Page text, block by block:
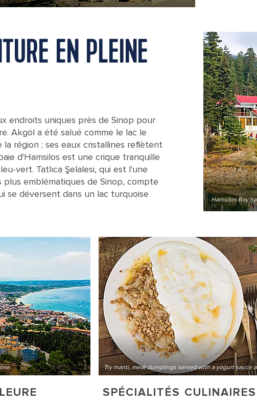
Hamsilos Bay
waters.
EN PLEINE
endroits uniques près de Sinop pour
Akgöl a été salué comme le lac le
région ; ses eaux cristallines reflètent
d'Hamsilos est une crique tranquille
vert. Tatlıca Şelalesi, qui est l'une
plus emblématiques de Sinop, compte
se déversent dans un lac turquoise
Try manti, meat dumplings served with a yogurt sauce
SPÉCIALITÉS CULINAIRES